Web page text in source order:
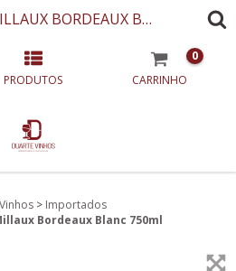
VINHO MAISON MILLAUX BORDEAUX BLANC 750ML
PRODUTOS CARRINHO
0
Vinhos > Importados
Bordeaux Blanc 750ml